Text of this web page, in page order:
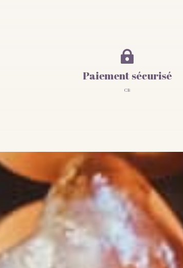

Paiement sécurisé
CB